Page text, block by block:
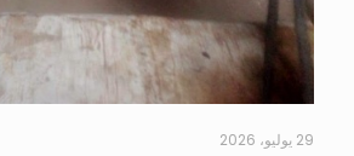
29 يوليو، 2026